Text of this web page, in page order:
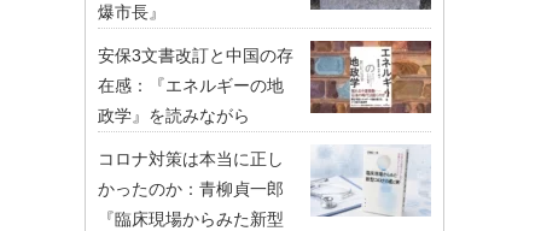
爆市長』
安保3文書改訂と中国の存
在感：『エネルギーの地
政学』を読みながら
コロナ対策は本当に正し
かったのか：青柳貞一郎
『臨床現場からみた新型